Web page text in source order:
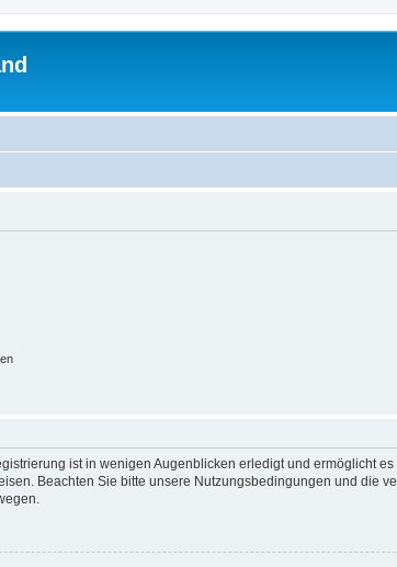
ist in wenigen Augenblicken erledigt und ermöglicht
Beachten Sie bitte unsere Nutzungsbedingungen und die